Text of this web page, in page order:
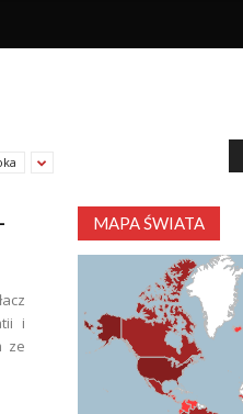
i
ze
MAPA ŚWIATA